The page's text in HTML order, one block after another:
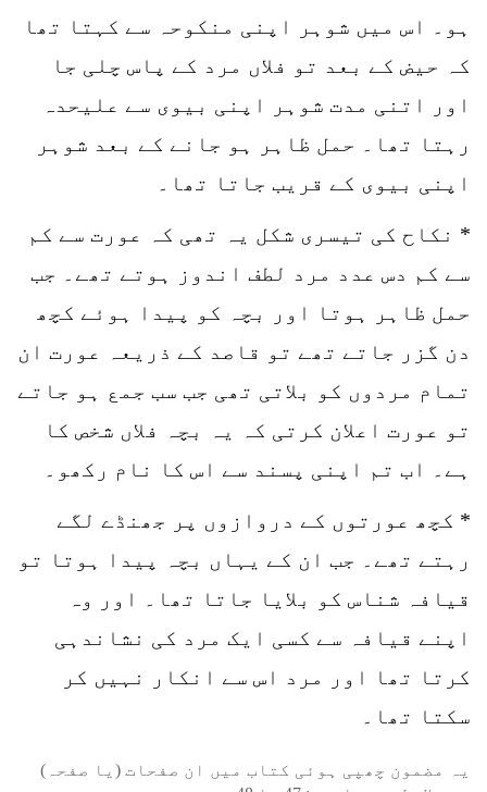
ہو۔ اس میں شوہر اپنی منکوحہ سے کہتا تھا
کہ حیض کے بعد تو فلاں مرد کے پاس چلی جا
اور اتنی مدت شوہر اپنی بیوی سے علیحدہ
رہتا تھا۔ حمل ظاہر ہو جانے کے بعد شوہر
اپنی بیوی کے قریب جاتا تھا۔
* نکاح کی تیسری شکل یہ تھی کہ عورت سے کم
سے کم دس عدد مرد لطف اندوز ہوتے تھے۔ جب
حمل ظاہر ہوتا اور بچہ کو پیدا ہوئے کچھ
دن گزر جاتے تھے تو قاصد کے ذریعہ عورت ان
تمام مردوں کو بلاتی تھی جب سب جمع ہو جاتے
تو عورت اعلان کرتی کہ یہ بچہ فلاں شخص کا
ہے۔ اب تم اپنی پسند سے اس کا نام رکھو۔
* کچھ عورتوں کے دروازوں پر جھنڈے لگے
رہتے تھے۔ جب ان کے یہاں بچہ پیدا ہوتا تو
قیافہ شناس کو بلایا جاتا تھا۔ اور وہ
اپنے قیافہ سے کسی ایک مرد کی نشاندہی
کرتا تھا اور مرد اس سے انکار نہیں کر
سکتا تھا۔
یہ مضمون چھپی ہوئی کتاب میں ان صفحات (یا صفحہ)